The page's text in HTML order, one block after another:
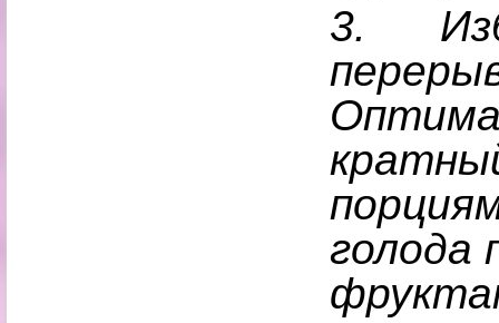
3.
голода